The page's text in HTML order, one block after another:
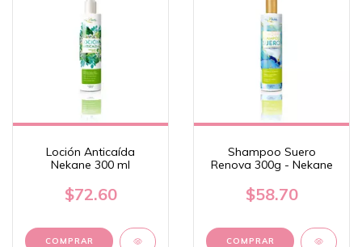
Loción Anticaída
Nekane 300 ml
$72.60
Shampoo Suero
Renova 300g - Nekane
$58.70